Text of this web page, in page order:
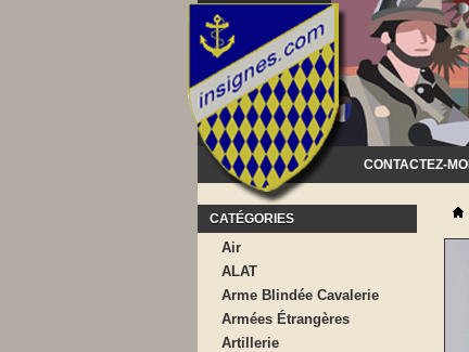
CONTACTEZ-MOI
CATÉGORIES
Air
ALAT
Arme Blindée Cavalerie
Armées Étrangères
Artillerie